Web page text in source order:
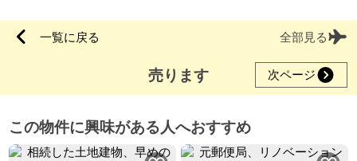
一覧に戻る 全部見る
売ります 次ページ
この物件に興味がある人へおすすめ